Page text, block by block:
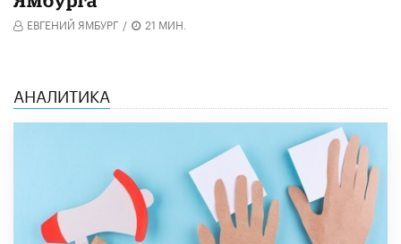
ЕВГЕНИЙ ЯМБУРГ / 21 МИН.
АНАЛИТИКА